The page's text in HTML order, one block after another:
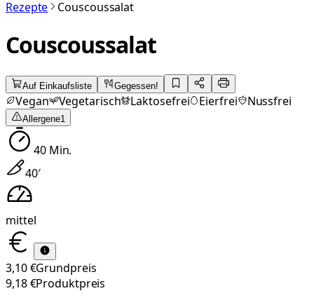
Rezepte Couscoussalat
Couscoussalat
Auf Einkaufsliste Gegessen!
Vegan Vegetarisch Laktosefrei Eierfrei Nussfrei
Allergene1
40Min.
40′
mittel
3,10 €Grundpreis
9,18 €Produktpreis